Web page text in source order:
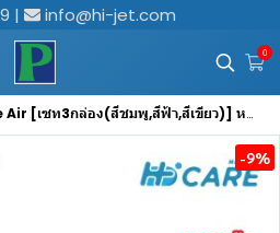
| info@hi-jet.com
0
ง(สีชมพู,สีฟ้า,สีเขียว)] หน้ากากอนามัย เบาสบายหายใจสะดวก แผ่นกรอง3ชั้น กล่องละ 30 ชิ้น
-9%